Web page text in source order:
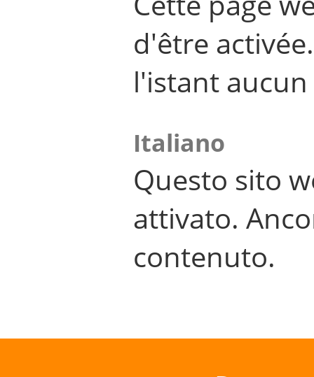
d'être
l'istant
Italiano
Questo sito
attivato.
contenuto.